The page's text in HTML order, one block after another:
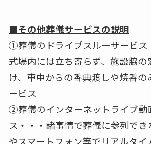
映像照射式の祭壇 「取り入
が、24.3％
「映像照射式の祭壇」については
てみたい」が24.3％で、今回調査
のうち葬儀当日におけるサービス
「取り入れてみたい」割合が高い
た。取り入れてみたい理由として